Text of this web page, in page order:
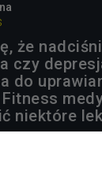
że
czy
do
niektóre